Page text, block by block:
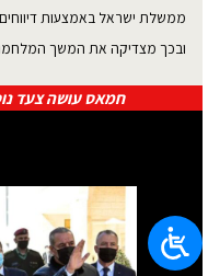
ממשלת ישראל באמצעות
ובכך מצדיקה את המשך
חמאס עושה צעד